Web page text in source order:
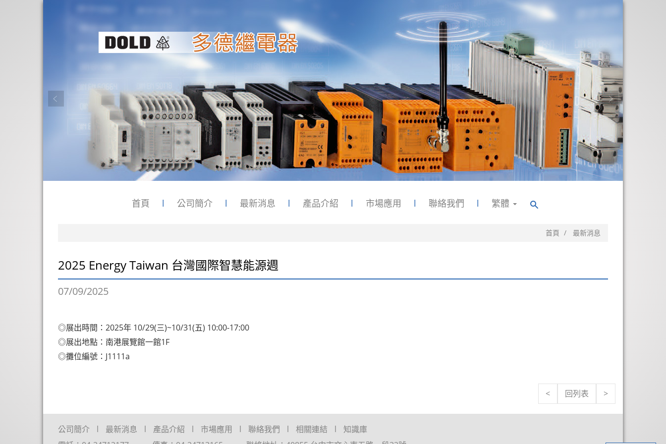
首頁 公司簡介 最新消息 產品介紹 市場應用 聯絡我們 繁體
首頁 最新消息
2025 Energy Taiwan 台灣國際智慧能源週
07/09/2025
◎展出時間：2025年 10/29(三)~10/31(五) 10:00-17:00
◎展出地點：南港展覽館一館1F
◎攤位編號：J1111a
< 回列表 >
公司簡介 最新消息 產品介紹 市場應用 聯絡我們 相關連結
知識庫